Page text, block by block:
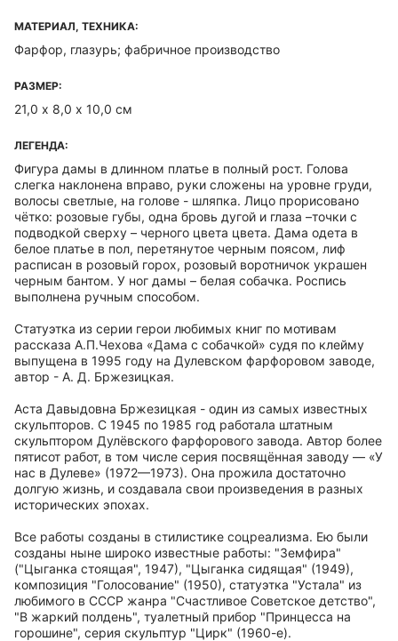
МАТЕРИАЛ, ТЕХНИКА:
Фарфор, глазурь; фабричное производство
РАЗМЕР:
21,0 х 8,0 х 10,0 см
ЛЕГЕНДА:
Фигура дамы в длинном платье в полный рост. Голова
слегка наклонена вправо, руки сложены на уровне груди,
волосы светлые, на голове - шляпка. Лицо прорисовано
чётко: розовые губы, одна бровь дугой и глаза –точки с
подводкой сверху – черного цвета цвета. Дама одета в
белое платье в пол, перетянутое черным поясом, лиф
расписан в розовый горох, розовый воротничок украшен
черным бантом. У ног дамы – белая собачка. Роспись
выполнена ручным способом.
Статуэтка из серии герои любимых книг по мотивам
рассказа А.П.Чехова «Дама с собачкой» судя по клейму
выпущена в 1995 году на Дулевском фарфоровом заводе,
автор - А. Д. Бржезицкая.
Аста Давыдовна Бржезицкая - один из самых известных
скульпторов. С 1945 по 1985 год работала штатным
скульптором Дулёвского фарфорового завода. Автор более
пятисот работ, в том числе серия посвящённая заводу — «У
нас в Дулеве» (1972—1973). Она прожила достаточно
долгую жизнь, и создавала свои произведения в разных
исторических эпохах.
Все работы созданы в стилистике соцреализма. Ею были
созданы ныне широко известные работы: "Земфира"
("Цыганка стоящая", 1947), "Цыганка сидящая" (1949),
композиция "Голосование" (1950), статуэтка "Устала" из
любимого в СССР жанра "Счастливое Советское детство",
"В жаркий полдень", туалетный прибор "Принцесса на
горошине", серия скульптур "Цирк" (1960-е).